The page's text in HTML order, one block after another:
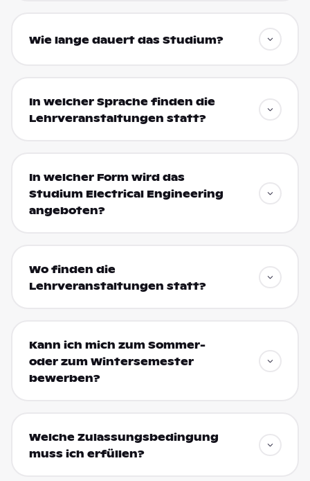
Wie lange dauert das Studium?
In welcher Sprache finden die
Lehrveranstaltungen statt?
In welcher Form wird das
Studium Electrical Engineering
angeboten?
Wo finden die
Lehrveranstaltungen statt?
Kann ich mich zum Sommer-
oder zum Wintersemester
bewerben?
Welche Zulassungsbedingung
muss ich erfüllen?